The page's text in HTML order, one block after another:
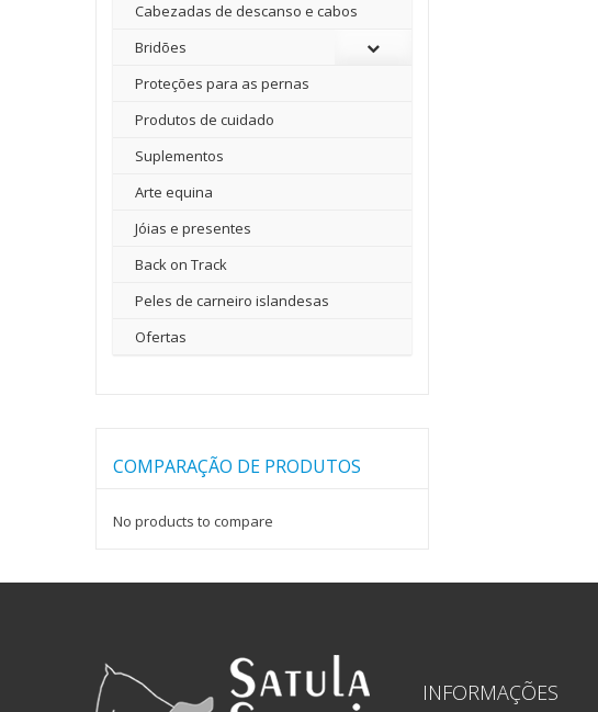
Cabezadas de descanso e cabos
Bridões
Proteções para as pernas
Produtos de cuidado
Suplementos
Arte equina
Jóias e presentes
Back on Track
Peles de carneiro islandesas
Ofertas
COMPARAÇÃO DE PRODUTOS
No products to compare
INFORMAÇÕES